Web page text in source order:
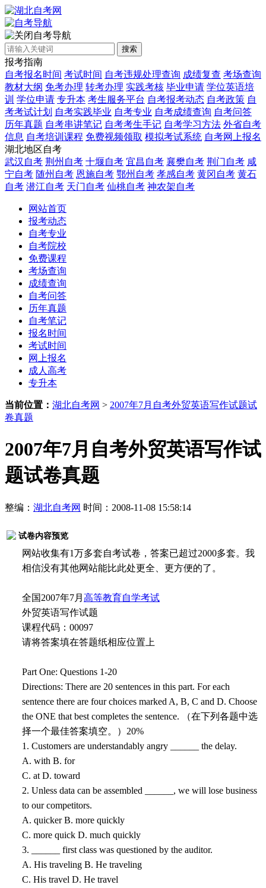
自考导航
搜索
报考指南
自考报名时间 考试时间 自考违规处理查询 成绩复查 考场查询
教材大纲 免考办理 转考办理 实践考核 毕业申请 学位英语培
训 学位申请 专升本 考生服务平台 自考报考动态 自考政策 自
考考试计划 自考实践毕业 自考专业 自考成绩查询 自考问答
历年真题 自考串讲笔记 自考考生手记 自考学习方法 外省自考
信息 自考培训课程 免费视频领取 模拟考试系统 自考网上报名
湖北地区自考
武汉自考 荆州自考 十堰自考 宜昌自考 襄樊自考 荆门自考 咸
宁自考 随州自考 恩施自考 鄂州自考 孝感自考 黄冈自考 黄石
自考 潜江自考 天门自考 仙桃自考 神农架自考
网站首页
报考动态
自考专业
自考院校
免费课程
考场查询
成绩查询
自考问答
历年真题
自考笔记
报名时间
考试时间
网上报名
成人高考
专升本
当前位置： 湖北自考网 > 2007年7月自考外贸英语写作试题试
卷真题
2007年7月自考外贸英语写作试
题试卷真题
整编： 湖北自考网 时间：2008-11-08 15:58:14
试卷内容预览
网站收集有1万多套自考试卷，答案已超过2000多套。我
相信没有其他网站能比此处更全、更方便的了。
全国2007年7月 高等教育自学考试
外贸英语写作试题
课程代码：00097
请将答案填在答题纸相应位置上
Part One: Questions 1-20
Directions: There are 20 sentences in this part. For each
sentence there are four choices marked A, B, C and D. Choose
the ONE that best completes the sentence. （在下列各题中选
择一个最佳答案填空。）20%
1. Customers are understandably angry ______ the delay.
A. with B. for
C. at D. toward
2. Unless data can be assembled ______, we will lose business
to our competitors.
A. quicker B. more quickly
C. more quick D. much quickly
3. ______ first class was questioned by the auditor.
A. His traveling B. He traveling
C. His travel D. He travel